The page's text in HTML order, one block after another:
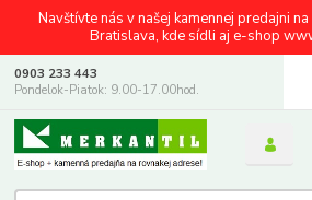
Navštívte nás v našej kamennej predajni
Bratislava, kde sídli aj e-shop
0903 233 443
Pondelok-Piatok: 9.00-17.00hod.